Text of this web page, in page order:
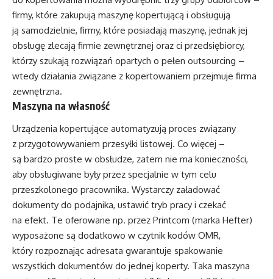
firmy, które zakupują maszynę kopertującą i obsługują
ją samodzielnie, firmy, które posiadają maszynę, jednak jej
obsługę zlecają firmie zewnętrznej oraz ci przedsiębiorcy,
którzy szukają rozwiązań opartych o pełen outsourcing –
wtedy działania związane z kopertowaniem przejmuje firma
zewnętrzna.
Maszyna na własność
Urządzenia kopertujące automatyzują proces związany
z przygotowywaniem przesyłki listowej. Co więcej –
są bardzo proste w obsłudze, zatem nie ma konieczności,
aby obsługiwane były przez specjalnie w tym celu
przeszkolonego pracownika. Wystarczy załadować
dokumenty do podajnika, ustawić tryb pracy i czekać
na efekt. Te oferowane np. przez Printcom (marka Hefter)
wyposażone są dodatkowo w czytnik kodów OMR,
który rozpoznając adresata gwarantuje spakowanie
wszystkich dokumentów do jednej koperty. Taka maszyna